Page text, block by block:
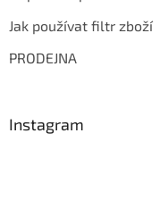
Jak používat filtr zboží
PRODEJNA
Instagram